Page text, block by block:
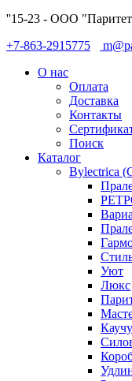
''15-23 - ООО
+7-863-2915775
О нас
Оплата
Доставка
Контакты
Поиск
Каталог
Bylectrica
Уют
Люкс